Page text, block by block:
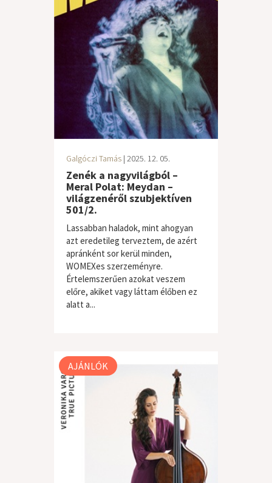
Galgóczi Tamás | 2025. 12. 05.
Zenék a nagyvilágból –
Meral Polat: Meydan –
világzenéről szubjektíven
501/2.
Lassabban haladok, mint ahogyan
azt eredetileg terveztem, de azért
apránként sor kerül minden,
WOMEXes szerzeményre.
Értelemszerűen azokat veszem
előre, akiket vagy láttam élőben ez
alatt a...
világzene / folk
AJÁNLÓK